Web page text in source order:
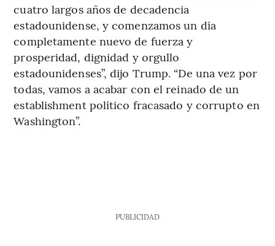
cuatro largos años de decadencia
estadounidense, y comenzamos un día
completamente nuevo de fuerza y
prosperidad, dignidad y orgullo
estadounidenses”, dijo Trump. “De una vez por
todas, vamos a acabar con el reinado de un
establishment político fracasado y corrupto en
Washington”.
PUBLICIDAD